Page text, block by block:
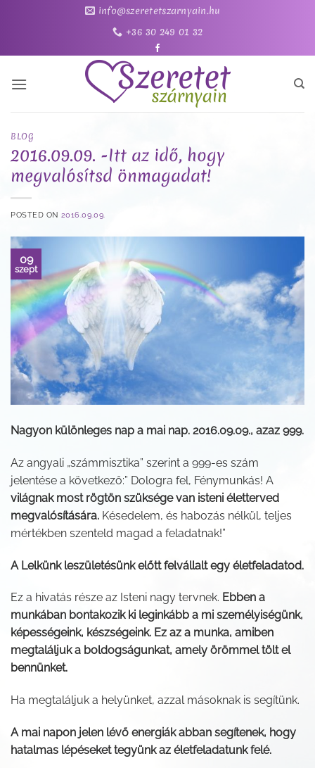
info@szeretetszarnyain.hu
+36 30 249 01 32
BLOG
2016.09.09. -Itt az idő, hogy
megvalósítsd önmagadat!
POSTED ON 2016.09.09.
09
szept
Nagyon különleges nap a mai nap. 2016.09.09., azaz 999.
Az angyali „számmisztika” szerint a 999-es szám
jelentése a következő:” Dologra fel, Fénymunkás! A
világnak most rögtön szüksége van isteni életterved
megvalósítására. Késedelem, és habozás nélkül, teljes
mértékben szenteld magad a feladatnak!”
A Lelkünk leszületésünk előtt felvállalt egy életfeladatod.
Ez a hivatás része az Isteni nagy tervnek. Ebben a
munkában bontakozik ki leginkább a mi személyiségünk,
képességeink, készségeink. Ez az a munka, amiben
megtaláljuk a boldogságunkat, amely örömmel tölt el
bennünket.
Ha megtaláljuk a helyünket, azzal másoknak is segítünk.
A mai napon jelen lévő energiák abban segítenek, hogy
hatalmas lépéseket tegyünk az életfeladatunk felé.